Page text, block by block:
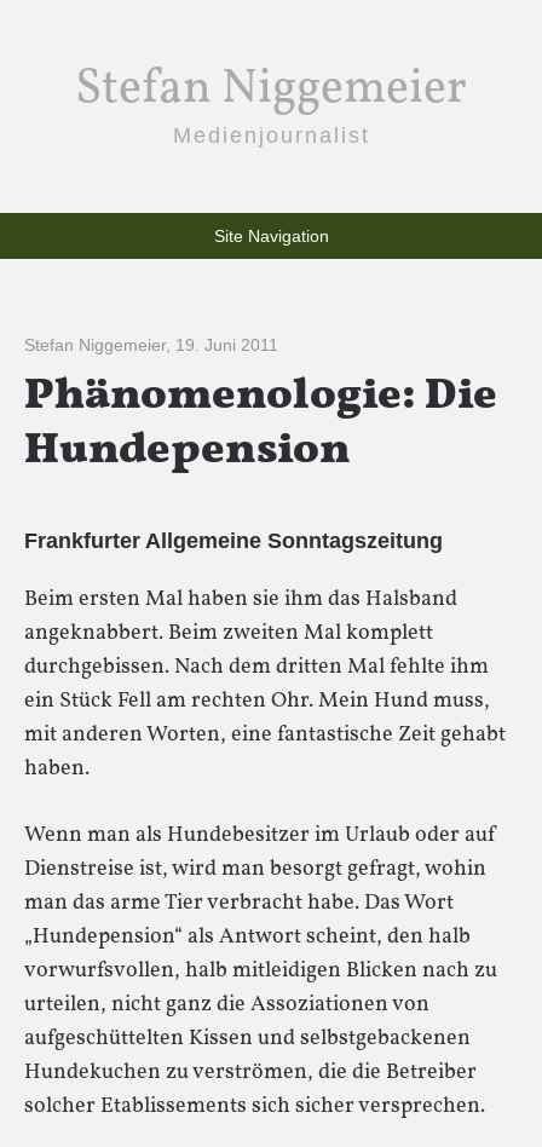
Stefan Niggemeier
Medienjournalist
Site Navigation
Stefan Niggemeier, 19. Juni 2011
Phänomenologie: Die
Hundepension
Frankfurter Allgemeine Sonntagszeitung
Beim ersten Mal haben sie ihm das Halsband
angeknabbert. Beim zweiten Mal komplett
durchgebissen. Nach dem dritten Mal fehlte ihm
ein Stück Fell am rechten Ohr. Mein Hund muss,
mit anderen Worten, eine fantastische Zeit gehabt
haben.
Wenn man als Hundebesitzer im Urlaub oder auf
Dienstreise ist, wird man besorgt gefragt, wohin
man das arme Tier verbracht habe. Das Wort
„Hundepension“ als Antwort scheint, den halb
vorwurfsvollen, halb mitleidigen Blicken nach zu
urteilen, nicht ganz die Assoziationen von
aufgeschüttelten Kissen und selbstgebackenen
Hundekuchen zu verströmen, die die Betreiber
solcher Etablissements sich sicher versprechen.